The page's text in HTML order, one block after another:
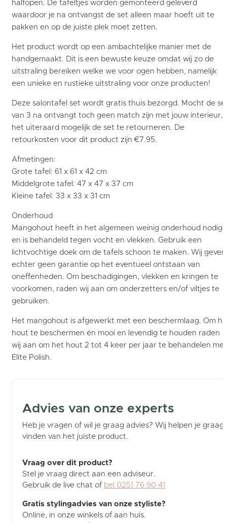
halfopen. De tafeltjes worden gemonteerd geleverd
waardoor je na ontvangst de set alleen maar hoeft uit te
pakken en op de juiste plek moet zetten.
Het product wordt op een ambachtelijke manier met de
handgemaakt. Dit is een bewuste keuze omdat wij zo de
uitstraling bereiken welke we voor ogen hebben, namelijk
een unieke en rustieke uitstraling voor onze producten!
Deze salontafel set wordt gratis thuis bezorgd. Mocht de
van 3 na ontvangt toch geen match zijn met jouw interieur,
het uiteraard mogelijk de set te retourneren. De
retourkosten voor dit product zijn €7.95.
Afmetingen:
Grote tafel: 61 x 61 x 42 cm
Middelgrote tafel: 47 x 47 x 37 cm
Kleine tafel: 33 x 33 x 31 cm
Onderhoud
Mangohout heeft in het algemeen weinig onderhoud nodig
en is behandeld tegen vocht en vlekken. Gebruik een
lichtvochtige doek om de tafels schoon te maken. Wij geven
echter geen garantie op het eventueel ontstaan van
oneffenheden. Om beschadigingen, vlekken en kringen te
voorkomen, raden wij aan om onderzetters en/of viltjes te
gebruiken.
Het mangohout is afgewerkt met een beschermlaag. Om
hout te beschermen én mooi en levendig te houden raden
wij aan om het hout 2 tot 4 keer per jaar te behandelen met
Elite Polish.
Advies van onze experts
Heb je vragen of wil je graag advies? Wij helpen je graag
vinden van het juiste product.
Vraag over dit product?
Stel je vraag direct aan een adviseur.
Gebruik de live chat of bel 0251 76 90 41
Gratis stylingadvies van onze styliste?
Online, in onze winkels of aan huis.